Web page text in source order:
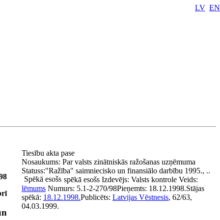
LV EN
Tiesību akta pase
Nosaukums: Par valsts zinātniskās ražošanas uzņēmuma
"Ražība" saimniecisko un finansiālo darbību 1995., ..
Statuss:
Spēkā esošs spēkā esošs Izdevējs: Valsts kontrole Veids:
lēmums Numurs: 5.1-2-270/98Pieņemts: 18.12.1998.Stājas
spēkā: 18.12.1998.Publicēts: Latvijas Vēstnesis, 62/63,
04.03.1999.